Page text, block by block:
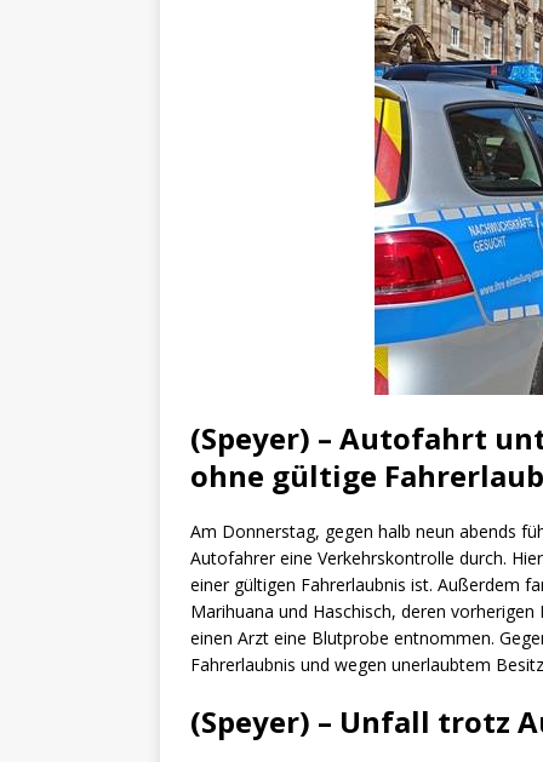
[ 29. März 2024 ] Polizei /
(Speyer) – Autofahrt
ohne gültige
Am Donnerstag, gegen halb neun abends
Autofahrer eine Verkehrskontrolle durch.
einer gültigen Fahrerlaubnis ist. Außerdem
Marihuana und Haschisch, deren
einen Arzt eine Blutprobe entnommen.
Fahrerlaubnis und wegen unerlaubtem
(Speyer) – Unfall trotz